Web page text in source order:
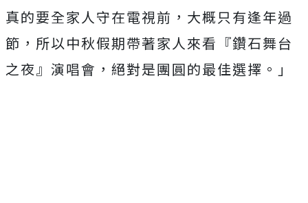
真的要全家人守在電視前，大概只有逢年過
節，所以中秋假期帶著家人來看『鑽石舞台
之夜』演唱會，絕對是團圓的最佳選擇。」